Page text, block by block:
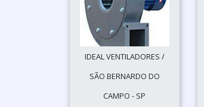
IDEAL VENTILADORES /
SÃO BERNARDO DO
CAMPO - SP